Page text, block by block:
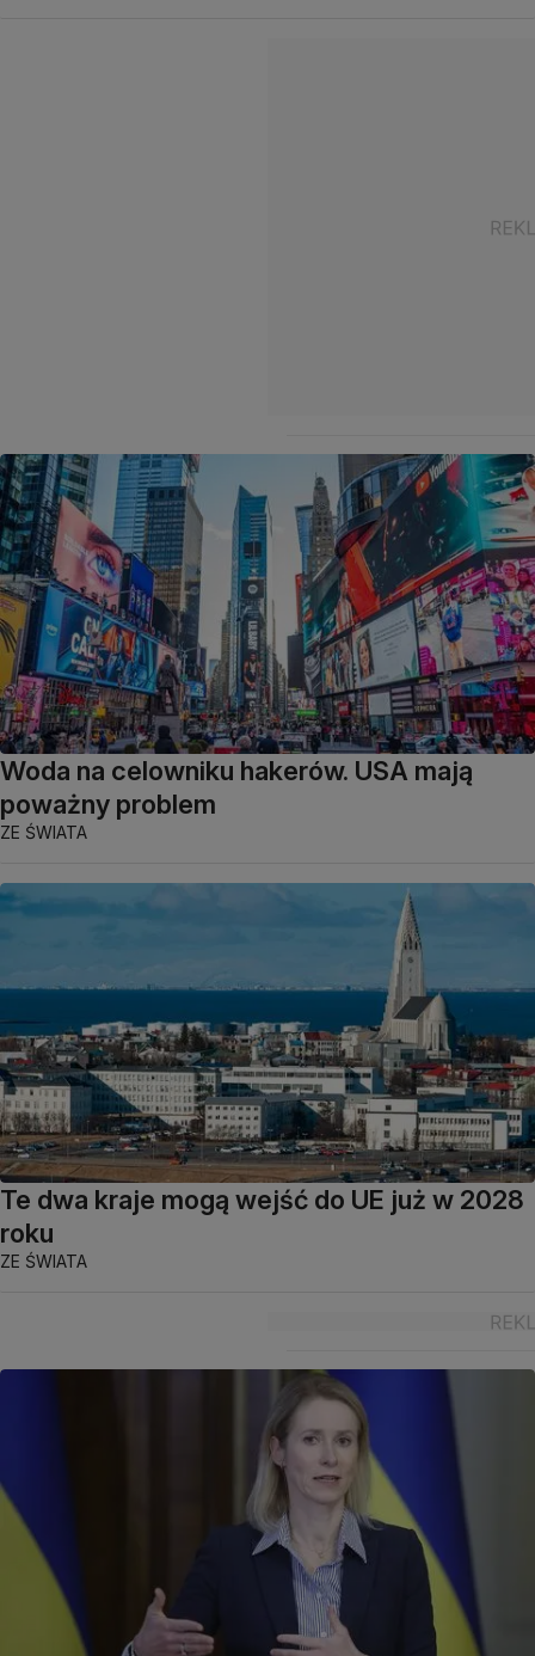
Woda na celowniku hakerów. USA mają
poważny problem
ZE ŚWIATA
Te dwa kraje mogą wejść do UE już w 2028
roku
ZE ŚWIATA